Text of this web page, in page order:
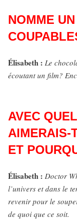
NOMME
Élisabeth : Le
écoutant un film?
AVEC
AIMERAIS-
ET
Élisabeth : Doctor
l’univers et dans le
revenir pour le
de quoi que ce soit.